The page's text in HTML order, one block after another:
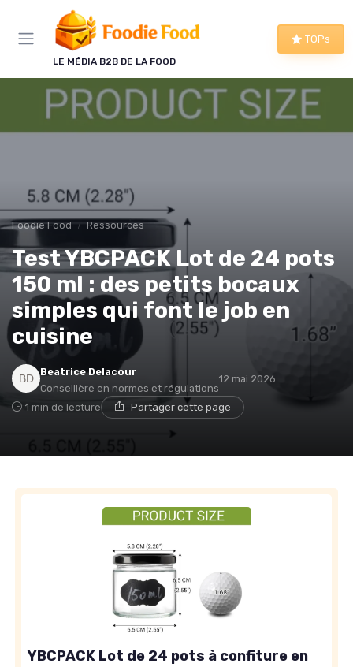
LE MÉDIA B2B DE LA FOOD
TOPs
Foodie Food Ressources
Test YBCPACK Lot de 24 pots
150 ml : des petits bocaux
simples qui font le job en
cuisine
Beatrice Delacour
Conseillère en normes et régulations
12 mai 2026
1 min de lecture Partager cette page
YBCPACK Lot de 24 pots à confiture en
Panneau de gestion des cookies